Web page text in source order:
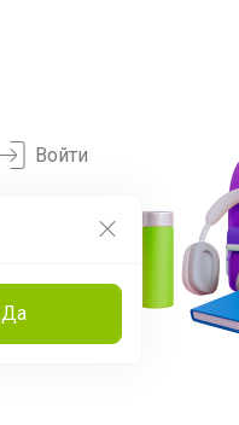
Да
Войти
Эксперты